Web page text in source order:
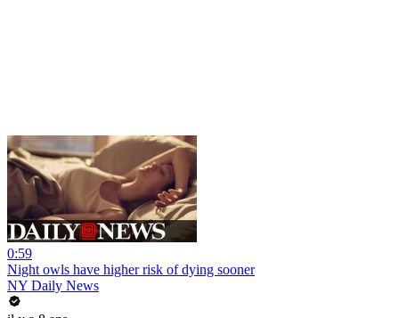
0:59
Night owls have higher risk of dying sooner
NY Daily News